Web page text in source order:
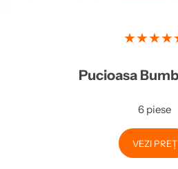
Pucioasa
6 piese
VEZI PREȚ